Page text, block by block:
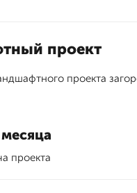
проект
проекта
проекта